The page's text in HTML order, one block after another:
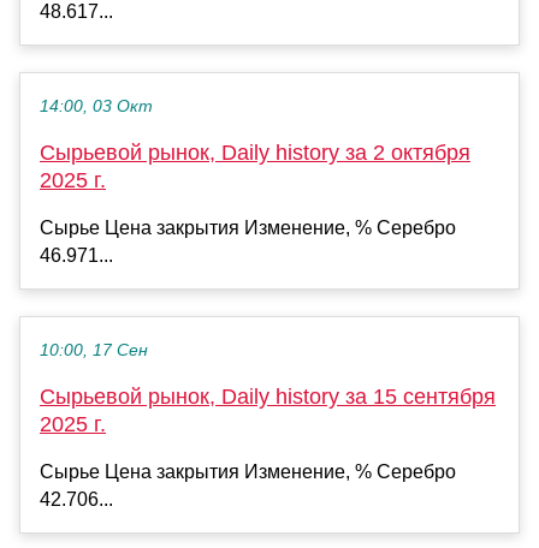
48.617...
14:00, 03 Окт
Сырьевой рынок, Daily history за 2 октября
2025 г.
Сырье Цена закрытия Изменение, % Серебро
46.971...
10:00, 17 Сен
Сырьевой рынок, Daily history за 15 сентября
2025 г.
Сырье Цена закрытия Изменение, % Серебро
42.706...